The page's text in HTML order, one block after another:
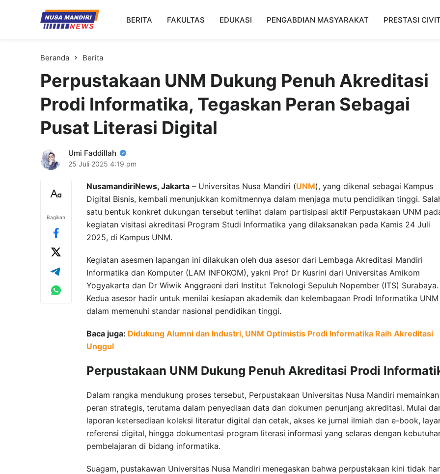
Kampus Digital Bisnis
Universitas Nusa Mandiri
BERITA FAKULTAS EDUKASI PENGABDIAN MASYARAKAT PRESTASI
Beranda Berita
Perpustakaan UNM Dukung Penuh Akreditasi
Prodi Informatika, Tegaskan Peran Sebagai
Pusat Literasi Digital
Umi Faddillah
25 Juli 2025 4:19 pm
Bagikan
NusamandiriNews, Jakarta – Universitas Nusa Mandiri (UNM), yang dikenal sebagai Kampus
Digital Bisnis, kembali menunjukkan komitmennya dalam menjaga mutu pendidikan tinggi.
satu bentuk konkret dukungan tersebut terlihat dalam partisipasi aktif Perpustakaan UNM
kegiatan visitasi akreditasi Program Studi Informatika yang dilaksanakan pada Kamis 24 Juli
2025, di Kampus UNM.
Kegiatan asesmen lapangan ini dilakukan oleh dua asesor dari Lembaga Akreditasi Mandiri
Informatika dan Komputer (LAM INFOKOM), yakni Prof Dr Kusrini dari Universitas Amikom
Yogyakarta dan Dr Wiwik Anggraeni dari Institut Teknologi Sepuluh Nopember (ITS) Surabaya.
Kedua asesor hadir untuk menilai kesiapan akademik dan kelembagaan Prodi Informatika UNM
dalam memenuhi standar nasional pendidikan tinggi.
Baca juga: Didukung Alumni dan Industri, UNM Optimistis Prodi Informatika Raih Akreditasi
Unggul
Perpustakaan UNM Dukung Penuh Akreditasi Prodi
Dalam rangka mendukung proses tersebut, Perpustakaan Universitas Nusa Mandiri memainkan
peran strategis, terutama dalam penyediaan data dan dokumen penunjang akreditasi. Mulai
laporan ketersediaan koleksi literatur digital dan cetak, akses ke jurnal ilmiah dan e-book,
referensi digital, hingga dokumentasi program literasi informasi yang selaras dengan
pembelajaran di bidang informatika.
Suagam, pustakawan Universitas Nusa Mandiri menegaskan bahwa perpustakaan kini tidak